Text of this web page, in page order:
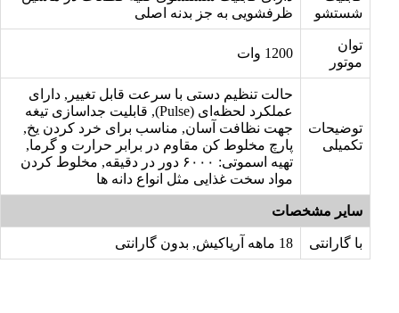
شستشو
ظرفشویی به جز بدنه اصلی
توان
موتور
1200 وات
توضیحات
تکمیلی
حالت تنظیم دستی با سرعت‌ قابل تغییر, دارای
عملکرد لحظه‌ای (Pulse), قابلیت جداسازی تیغه
جهت نظافت آسان, مناسب برای خرد کردن یخ,
پارچ مخلوط کن مقاوم در برابر حرارت و گرما,
تهیه اسموتی: ۶۰۰۰ دور در دقیقه, مخلوط کردن
مواد سخت غذایی مثل انواع دانه ها
سایر مشخصات
با گارانتی